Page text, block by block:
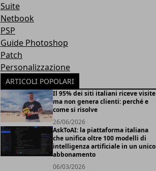
Suite
Netbook
PSP
Guide Photoshop
Patch
Personalizzazione
ARTICOLI POPOLARI
Il 95% dei siti italiani riceve visite
ma non genera clienti: perché e
come si risolve
26/06/2026
AskToAI: la piattaforma italiana
che unifica oltre 100 modelli di
intelligenza artificiale in un unico
abbonamento
06/03/2026